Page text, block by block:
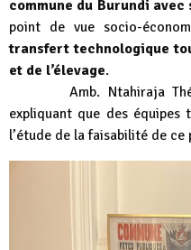
commune du Burundi avec
point de vue socio-
transfert technologique
et de l’élevage.
Amb. Ntahiraja
expliquant que des
l’étude de la faisabilité de